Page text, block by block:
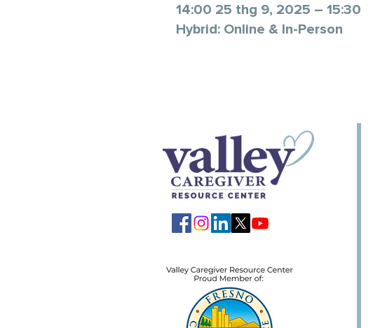
14:00 25 thg 9, 2025 – 15:30
Hybrid: Online & In-Person